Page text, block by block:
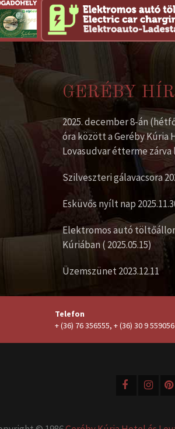
GERÉBY
2025. december 8-án
óra között a Geréby Kúria
Lovasudvar étterme zárva
Szilveszteri gálavacsora
Esküvős nyílt nap
Elektromos autó
Kúriában ( 2025.05.15)
Üzemszünet 2023.12.11
Telefon
+ (36) 76 356555, + (36) 30 9 559056